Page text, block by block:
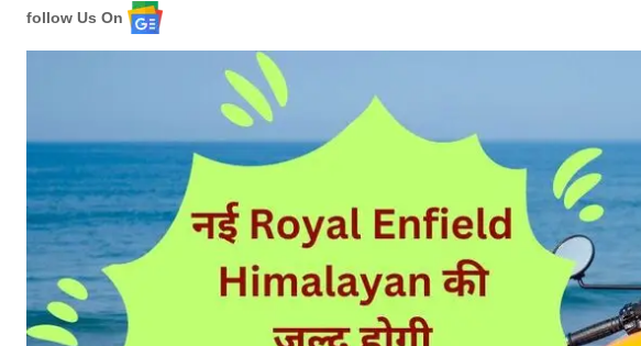
follow Us On